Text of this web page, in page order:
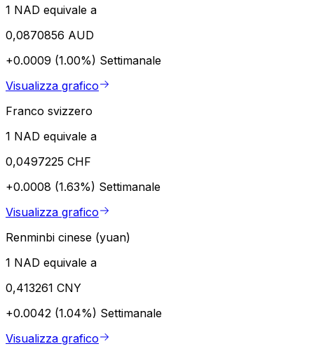
1 NAD equivale a
0,0870856 AUD
+0.0009 (1.00%) Settimanale
Visualizza grafico
Franco svizzero
1 NAD equivale a
0,0497225 CHF
+0.0008 (1.63%) Settimanale
Visualizza grafico
Renminbi cinese (yuan)
1 NAD equivale a
0,413261 CNY
+0.0042 (1.04%) Settimanale
Visualizza grafico